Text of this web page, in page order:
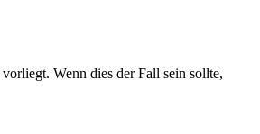
vorliegt. Wenn dies der Fall sein sollte,